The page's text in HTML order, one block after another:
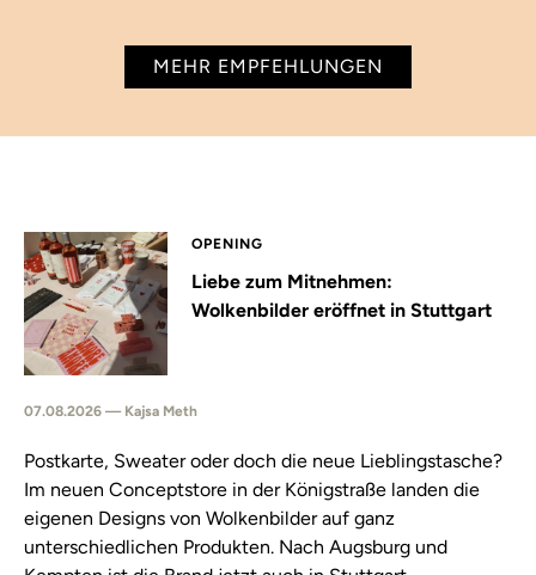
MEHR EMPFEHLUNGEN
OPENING
Liebe zum Mitnehmen:
Wolkenbilder eröffnet in Stuttgart
07.08.2026 — Kajsa Meth
Postkarte, Sweater oder doch die neue Lieblingstasche?
Im neuen Conceptstore in der Königstraße landen die
eigenen Designs von Wolkenbilder auf ganz
unterschiedlichen Produkten. Nach Augsburg und